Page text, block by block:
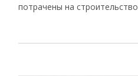
потрачены на